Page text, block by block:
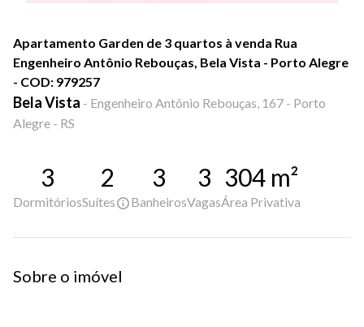
Apartamento Garden de 3 quartos à venda Rua
Engenheiro Antônio Rebouças, Bela Vista - Porto Alegre
- COD: 979257
Bela Vista - Engenheiro Antônio Rebouças, 167 - Porto
Alegre - RS
3
Dormitórios
2
Suítes
3
Banheiros
3
Vagas
304 m²
Área Privativa
Sobre o imóvel